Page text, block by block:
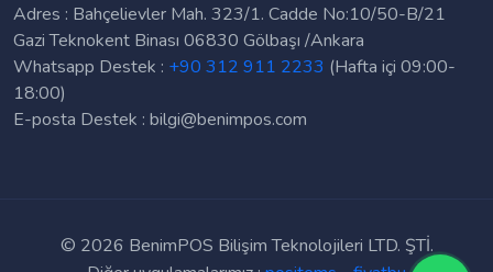
Adres : Bahçelievler Mah. 323/1. Cadde No:10/50-B/21
Gazi Teknokent Binası 06830 Gölbaşı /Ankara
Whatsapp Destek : +90 312 911 2233 (Hafta içi 09:00-
18:00)
E-posta Destek : bilgi@benimpos.com
© 2026 BenimPOS Bilişim Teknolojileri LTD. ŞTİ.